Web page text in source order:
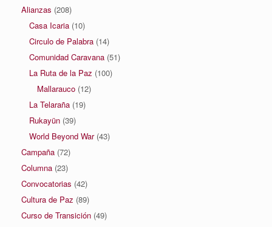
Alianzas (208)
Casa Icaria (10)
Circulo de Palabra (14)
Comunidad Caravana (51)
La Ruta de la Paz (100)
Mallarauco (12)
La Telaraña (19)
Rukayün (39)
World Beyond War(43)
Campaña (72)
Columna (23)
Convocatorias (42)
Cultura de Paz (89)
Curso de Transición (49)